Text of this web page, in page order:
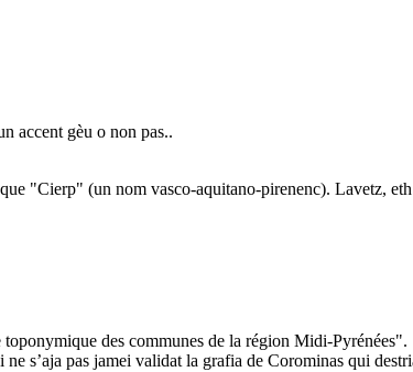
accent gèu o non pas..
"Cierp" (un nom vasco-aquitano-pirenenc). Lavetz,
des communes de la région Midi-Pyrénées".
s’aja pas jamei validat la grafia de Corominas qui